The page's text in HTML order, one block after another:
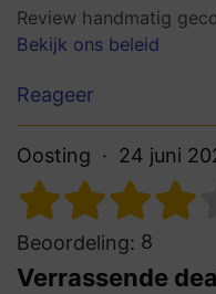
Review handmatig
Bekijk ons beleid
Reageer
Oosting 24 juni
Beoordeling: 8
Verrassende